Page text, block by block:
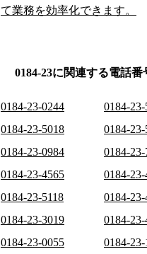
て業務を効率化できます。
0184-23に関連する電話番
0184-23-0244 0184-23-
0184-23-5018
0184-
0184-23-0984
0184-
0184-23-4565
0184-
0184-23-5118
0184-
0184-23-3019
0184-23-
0184-23-0055
0184-23-